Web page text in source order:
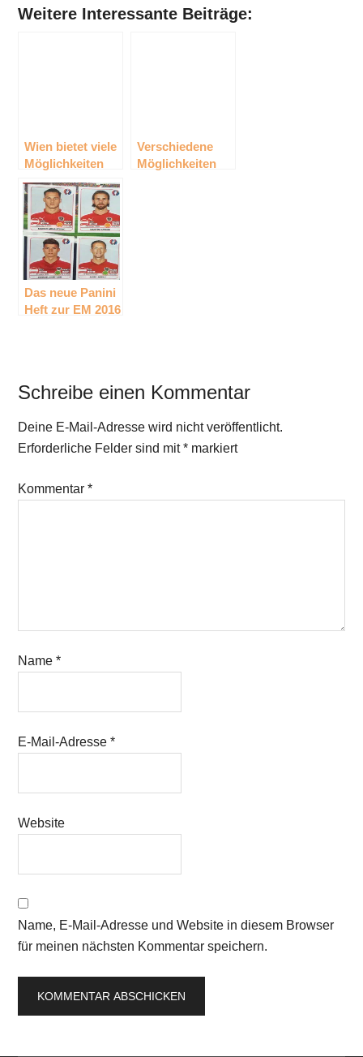
Weitere Interessante Beiträge:
Wien bietet viele
Möglichkeiten
für Sport
Verschiedene
Möglichkeiten
Das neue Panini
Heft zur EM 2016
Schreibe einen Kommentar
Deine E-Mail-Adresse wird nicht veröffentlicht.
Erforderliche Felder sind mit* markiert
Kommentar*
Name*
E-Mail-Adresse*
Website
Name, E-Mail-Adresse und Website in diesem Browser
für meinen nächsten Kommentar speichern.